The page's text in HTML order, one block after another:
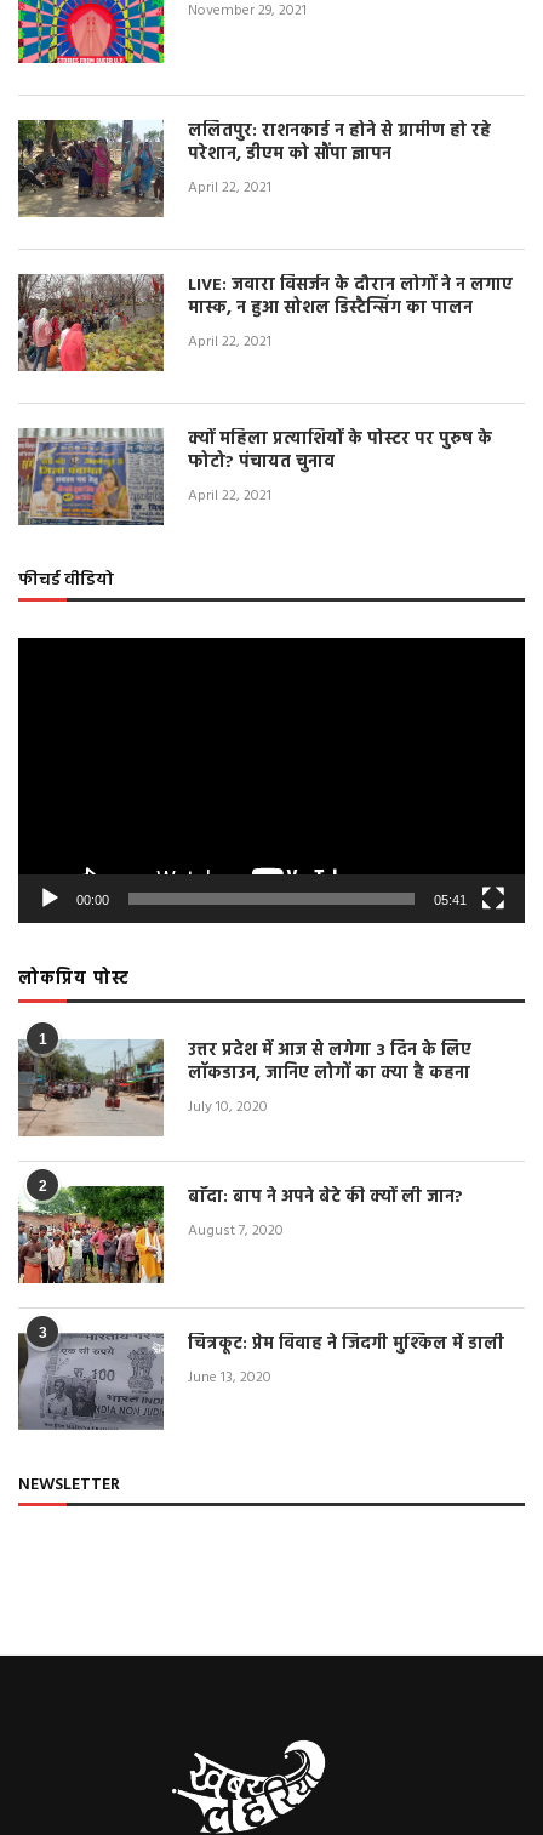
November 29, 2021
ललितपुर: राशनकार्ड न होने से ग्रामीण हो रहे
परेशान, डीएम को सौंपा ज्ञापन
April 22, 2021
LIVE: जवारा विसर्जन के दौरान लोगों ने न लगाए
मास्क, न हुआ सोशल डिस्टैन्सिंग का पालन
April 22, 2021
क्यों महिला प्रत्याशियों के पोस्टर पर पुरुष के
फोटो? पंचायत चुनाव
April 22, 2021
फीचर्ड वीडियो
00:00 05:41
लोकप्रिय पोस्ट
1
उत्तर प्रदेश में आज से लगेगा 3 दिन के लिए
लॉकडाउन, जानिए लोगों का क्या है कहना
July 10, 2020
2 बाँदा: बाप ने अपने बेटे की क्यों ली जान?
August 7, 2020
3 चित्रकूट: प्रेम विवाह ने जिंदगी मुश्किल में डाली
June 13, 2020
NEWSLETTER